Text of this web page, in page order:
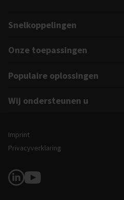
Snelkoppelingen
Onze toepassingen
Populaire oplossingen
Wij ondersteunen u
Juridische en site-informatie
Imprint
Privacyverklaring
Volg ons